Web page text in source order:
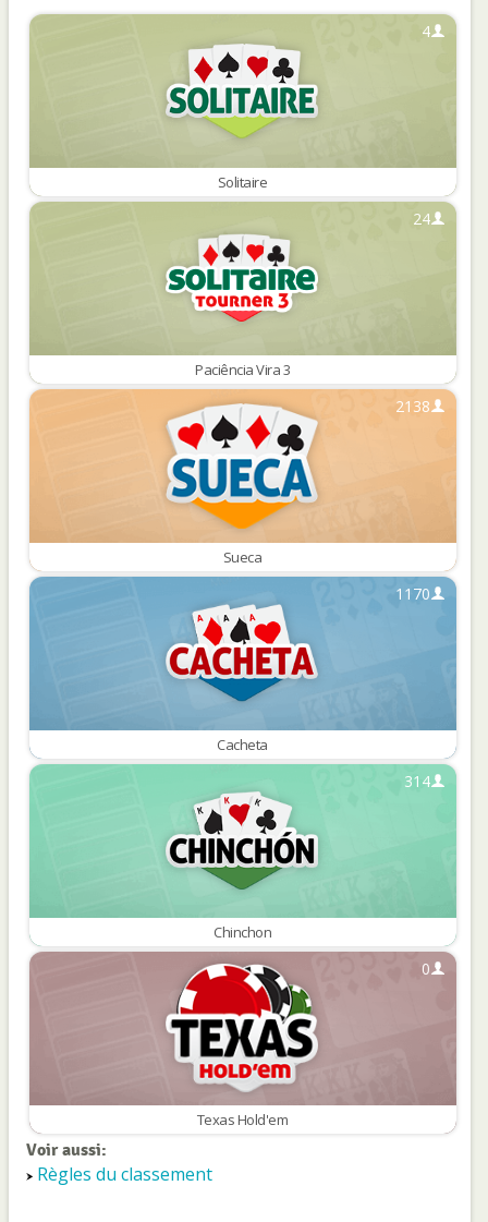
4
Solitaire
24
Paciência Vira 3
2138
Sueca
1170
Cacheta
314
Chinchon
0
Texas Hold'em
Voir aussi:
Règles du classement